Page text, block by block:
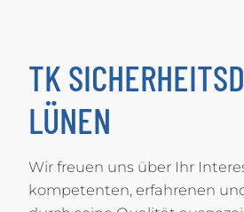
TK
LÜNEN
Wir freuen uns über Ihr
kompetenten, erfahrenen